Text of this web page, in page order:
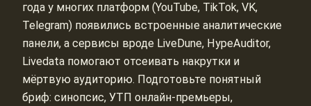
года у многих платформ (YouTube, TikTok, VK,
Telegram) появились встроенные аналитические
панели, а сервисы вроде LiveDune, HypeAuditor,
Livedata помогают отсеивать накрутки и
мёртвую аудиторию. Подготовьте понятный
бриф: синопсис, УТП онлайн‑премьеры,